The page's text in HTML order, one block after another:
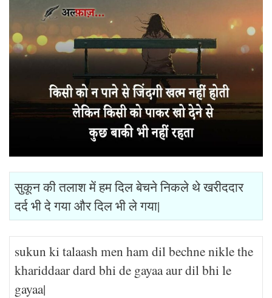
सुकून की तलाश में हम दिल बेचने निकले थे खरीददार
दर्द भी दे गया और दिल भी ले गया|
sukun ki talaash men ham dil bechne nikle the
khariddaar dard bhi de gayaa aur dil bhi le
gayaa|